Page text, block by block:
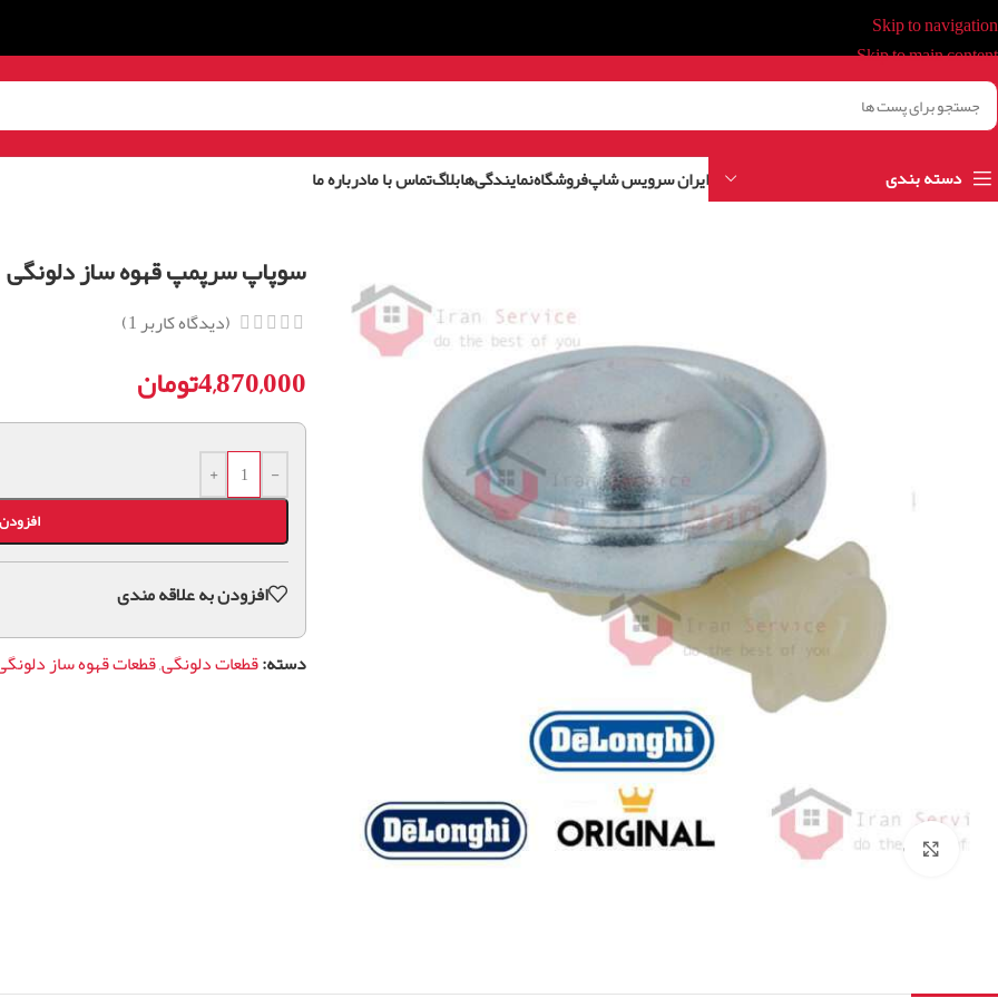
Skip to navigation
Skip to main content
دسته بندی ایران سرویس شاپفروشگاهنمایندگی‌هابلاگتماس با مادرباره ما
برای بزرگنمایی کلیک کنید
سوپاپ سرپمپ قهوه ساز دلونگی
(دیدگاه کاربر1
)
4,870,000تومان
-
+
افزودن به علاقه مندی
دسته:قطعات دلونگی,قطعات قهوه ساز